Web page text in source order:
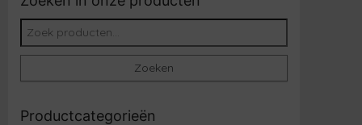
Zoeken naar:
Zoeken
Productcategorieën